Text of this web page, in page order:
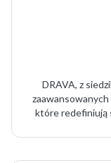
DRAVA, z
które redefiniują